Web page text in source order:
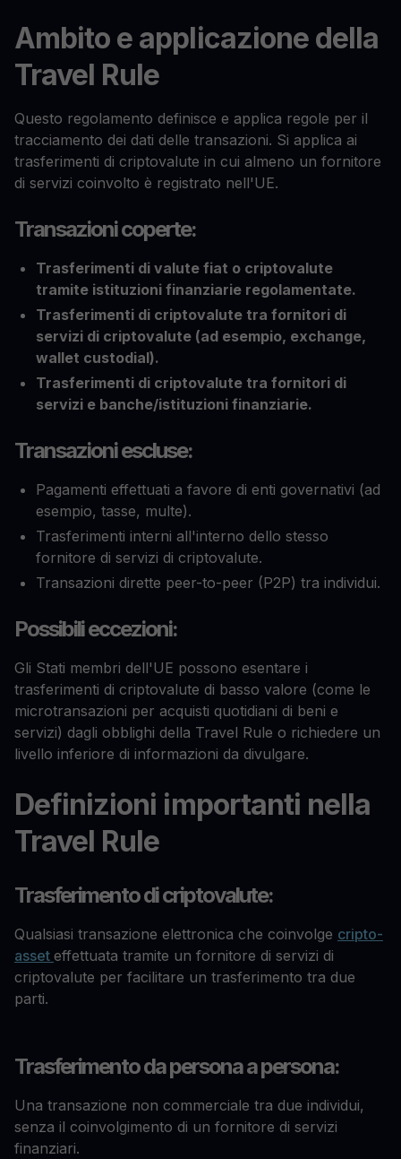
Ambito e applicazione della
Travel Rule
Questo regolamento definisce e applica regole per il
tracciamento dei dati delle transazioni. Si applica ai
trasferimenti di criptovalute in cui almeno un fornitore
di servizi coinvolto è registrato nell'UE.
Transazioni coperte:
Trasferimenti di valute fiat o criptovalute
tramite istituzioni finanziarie regolamentate.
Trasferimenti di criptovalute tra fornitori di
servizi di criptovalute (ad esempio, exchange,
wallet custodial).
Trasferimenti di criptovalute tra fornitori di
servizi e banche/istituzioni finanziarie.
Transazioni escluse:
Pagamenti effettuati a favore di enti governativi (ad
esempio, tasse, multe).
Trasferimenti interni all'interno dello stesso
fornitore di servizi di criptovalute.
Transazioni dirette peer-to-peer (P2P) tra individui.
Possibili eccezioni:
Gli Stati membri dell'UE possono esentare i
trasferimenti di criptovalute di basso valore (come le
microtransazioni per acquisti quotidiani di beni e
servizi) dagli obblighi della Travel Rule o richiedere un
livello inferiore di informazioni da divulgare.
Definizioni importanti nella
Travel Rule
Trasferimento di criptovalute:
Qualsiasi transazione elettronica che coinvolge cripto-
asset effettuata tramite un fornitore di servizi di
criptovalute per facilitare un trasferimento tra due
parti.
Trasferimento da persona a persona:
Una transazione non commerciale tra due individui,
senza il coinvolgimento di un fornitore di servizi
finanziari.